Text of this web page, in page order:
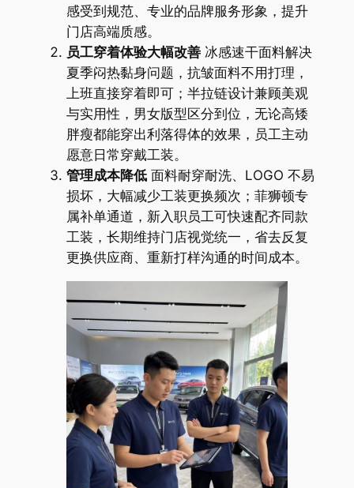
感受到规范、专业的品牌服务形象，提升
门店高端质感。
员工穿着体验大幅改善冰感速干面料解决
夏季闷热黏身问题，抗皱面料不用打理，
上班直接穿着即可；半拉链设计兼顾美观
与实用性，男女版型区分到位，无论高矮
胖瘦都能穿出利落得体的效果，员工主动
愿意日常穿戴工装。
管理成本降低面料耐穿耐洗、LOGO 不易
损坏，大幅减少工装更换频次；菲狮顿专
属补单通道，新入职员工可快速配齐同款
工装，长期维持门店视觉统一，省去反复
更换供应商、重新打样沟通的时间成本。